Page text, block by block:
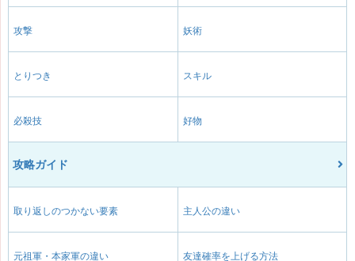
攻撃 妖術
とりつき スキル
必殺技 好物
攻略ガイド
取り返しのつかない要素 主人公の違い
元祖軍・本家軍の違い 友達確率を上げる方法